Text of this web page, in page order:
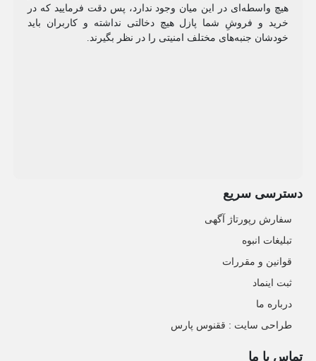
هیچ واسطه‌ای در این میان وجود ندارد، پس دقت فرمایید که در
خرید و فروشِ شما پازل هیچ دخالتی نداشته و کاربران باید
خودشان جنبه‌های مختلف امنیتی را در نظر بگیرند.
دسترسی سریع
سفارش رپورتاژ آگهی
تبلیغات انبوه
قوانین و مقررات
ثبت اینماد
درباره ما
طراحی سایت : ققنوس پارس
تماس با ما